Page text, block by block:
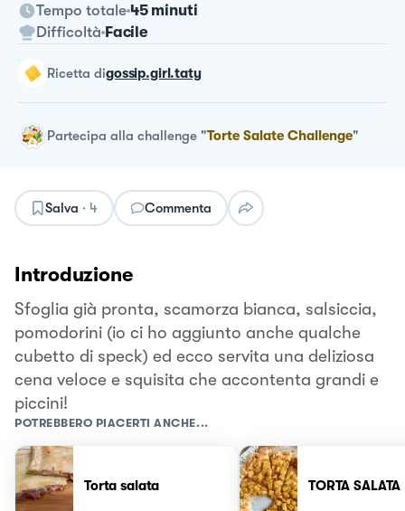
Tempo totale 45 minuti
Difficoltà Facile
ricetta digossip.girl.taty
Partecipa alla challenge "Torte Salate Challenge"
Salva · 4 Commenta
Introduzione
Sfoglia già pronta, scamorza bianca, salsiccia,
pomodorini (io ci ho aggiunto anche qualche
cubetto di speck) ed ecco servita una deliziosa
cena veloce e squisita che accontenta grandi e
piccini!
POTREBBERO PIACERTI ANCHE...
Torta salata TORTA SALATA